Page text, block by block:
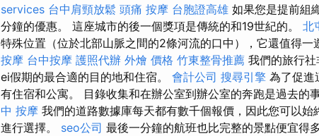
services 台中肩頸放鬆 頭痛 按摩 台胞證高雄 如果您是提前組
分鐘的優惠。 這座城市的後一個獎項是傳統的和19世紀的。 北
特殊位置（位於北部山脈之間的2條河流的口中），它還值得一
按摩 台中按摩 護照代辦 外燴 價格 竹東整骨推薦 我們的旅行
ei假期的最合適的目的地和住宿。 會計公司 搜尋引擎 為了促進
有住宿和公寓。 目錄收集和在辦公室到辦公室的奔跑是過去的
中 按摩 我們的道路數據庫每天都有數千個報價，因此您可以
進行選擇。 seo公司 最後一分鐘的航班也比完整的景點便宜得